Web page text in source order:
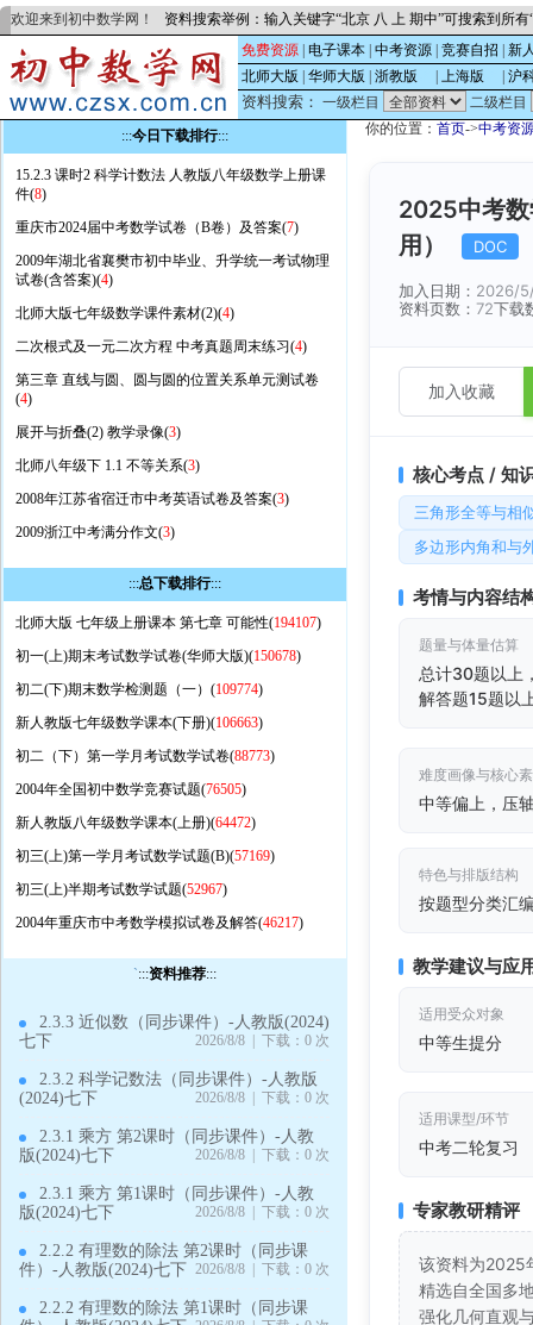
欢迎来到初中数学网！ 资料搜索举例：输入关键字“北京 八 上 期中”可搜索到所
免费资源 电子课本 中考资源 竞赛自招
新
北师大版
华师大版 浙教版 上海版 沪
资料搜索： 一级栏目
二级栏目
:::今日下载排行:::
15.2.3 课时2 科学计数法 人教版八年级数学上册课
件(8)
重庆市2024届中考数学试卷（B卷）及答案(7)
2009年湖北省襄樊市初中毕业、升学统一考试物理
试卷(含答案)(4)
北师大版七年级数学课件素材(2)(4)
二次根式及一元二次方程 中考真题周末练习(4)
第三章 直线与圆、圆与圆的位置关系单元测试卷
(4)
展开与折叠(2) 教学录像(3)
北师八年级下 1.1 不等关系(3)
2008年江苏省宿迁市中考英语试卷及答案(3)
2009浙江中考满分作文(3)
:::总下载排行:::
北师大版 七年级上册课本 第七章 可能性(194107)
初一(上)期末考试数学试卷(华师大版)(150678)
初二(下)期末数学检测题（一）(109774)
新人教版七年级数学课本(下册)(106663)
初二（下）第一学月考试数学试卷(88773)
2004年全国初中数学竞赛试题(76505)
新人教版八年级数学课本(上册)(64472)
初三(上)第一学月考试数学试题(B)(57169)
初三(上)半期考试数学试题(52967)
2004年重庆市中考数学模拟试卷及解答(46217)
`:::资料推荐:::
2.3.3 近似数（同步课件）-人教版(2024)
七下
2026/8/8 | 下载：0 次
2.3.2 科学记数法（同步课件）-人教版
(2024)七下
2026/8/8 | 下载：0 次
2.3.1 乘方 第2课时（同步课件）-人教
版(2024)七下
2026/8/8 | 下载：0 次
2.3.1 乘方 第1课时（同步课件）-人教
版(2024)七下
2026/8/8 | 下载：0 次
2.2.2 有理数的除法 第2课时（同步课
件）-人教版(2024)七下 2026/8/8 | 下载：0 次
2.2.2 有理数的除法 第1课时（同步课
你的位置： 首页->中考资
2025中考
用）
DOC
加入日期： 2026/
资料页数： 72下载
加入收藏
核心考点 / 知
三角形全等与相
多边形内角和与
考情与内容结
题量与体量估算
总计30题以上
解答题15题以
难度画像与核心
中等偏上，压
特色与排版结构
按题型分类汇
教学建议与应
适用受众对象
中等生提分
适用课型/环节
中考二轮复习
专家教研精评
该资料为2025
精选自全国多
强化几何直观